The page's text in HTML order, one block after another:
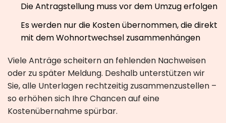
Die Antragstellung muss vor dem Umzug erfolgen
Es werden nur die Kosten übernommen, die direkt
mit dem Wohnortwechsel zusammenhängen
Viele Anträge scheitern an fehlenden Nachweisen
oder zu später Meldung. Deshalb unterstützen wir
Sie, alle Unterlagen rechtzeitig zusammenzustellen –
so erhöhen sich Ihre Chancen auf eine
Kostenübernahme spürbar.